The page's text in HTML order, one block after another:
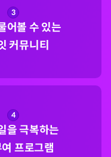
3
어볼 수 있는
커뮤니티
4
을 극복하는
프로그램